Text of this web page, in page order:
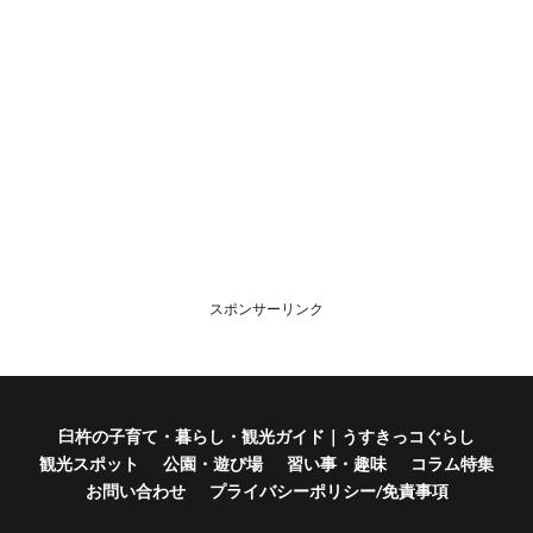
スポンサーリンク
臼杵の子育て・暮らし・観光ガイド｜うすきっコぐらし
観光スポット
公園・遊び場 習い事・趣味
コラム特集
お問い合わせ
プライバシーポリシー/免責事項